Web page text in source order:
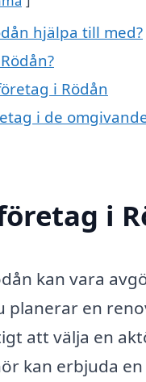
hjälpa till med?
i Rödån
i de
i
kan vara
planerar en
att välja en
kan erbjuda